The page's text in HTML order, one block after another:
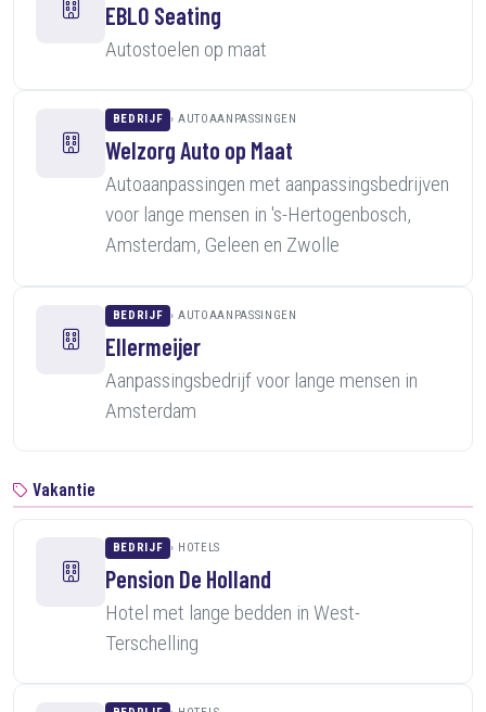
EBLO Seating
Autostoelen op maat
BEDRIJF AUTOAANPASSINGEN
Welzorg Auto op Maat
Autoaanpassingen met aanpassingsbedrijven
voor lange mensen in 's-Hertogenbosch,
Amsterdam, Geleen en Zwolle
BEDRIJF AUTOAANPASSINGEN
Ellermeijer
Aanpassingsbedrijf voor lange mensen in
Amsterdam
Vakantie
BEDRIJF HOTELS
Pension De Holland
Hotel met lange bedden in West-
Terschelling